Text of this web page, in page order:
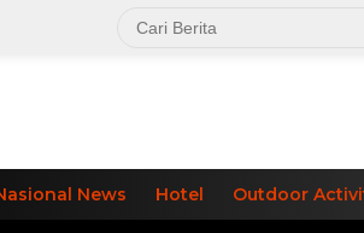
News Hotel Outdoor